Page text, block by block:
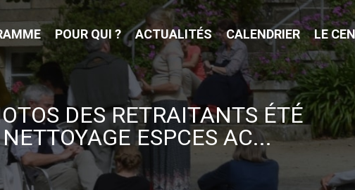
POUR QUI ? ACTUALITÉS CALENDRIER LE
DES RETRAITANTS ÉTÉ
NETTOYAGE ESPCES AC...